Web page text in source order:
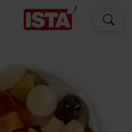
CercaCerca